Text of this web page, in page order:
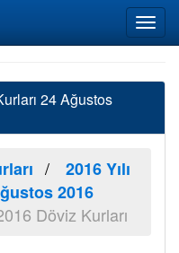
24 Ağustos
2016 Yılı
2016
Döviz Kurları